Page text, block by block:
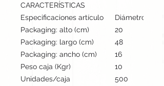
CARACTERÍSTICAS
Especificaciones artículo
Diámetro: 1.2
Packaging: alto (cm)
20
Packaging: largo (cm)
48
Packaging: ancho (cm)
16
Peso caja (Kgr)
10
Unidades/caja
500